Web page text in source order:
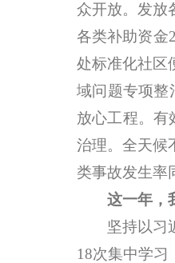
众开放。发放
各类补助资金
处标准化社区
域问题专项整
放心工程。有
治理。全天候
类事故发生率
这一年，
坚持以习近
18次集中学习